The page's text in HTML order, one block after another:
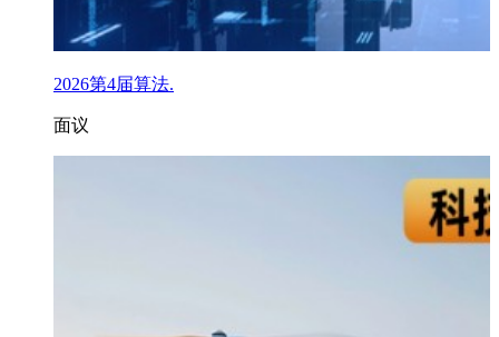
2026第4届算法.
面议